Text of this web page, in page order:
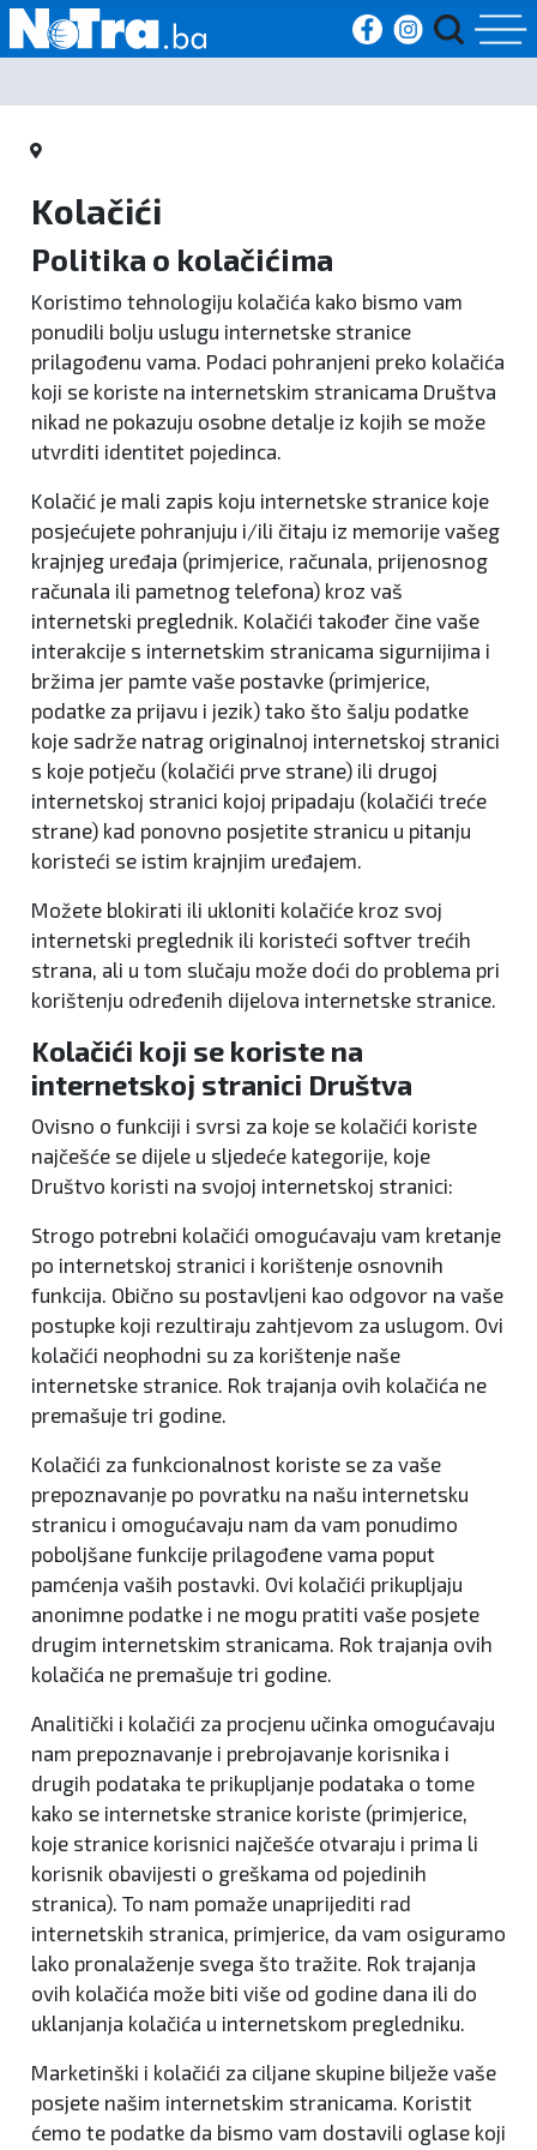
Početna
Vijesti
Sport
Kultura
Crna
kronika
Politika
Zanimljivosti
Kolačići
Politika o kolačićima
Koristimo tehnologiju kolačića kako bismo vam
ponudili bolju uslugu internetske stranice
prilagođenu vama. Podaci pohranjeni preko kolačića
koji se koriste na internetskim stranicama Društva
nikad ne pokazuju osobne detalje iz kojih se može
utvrditi identitet pojedinca.
Kolačić je mali zapis koju internetske stranice koje
posjećujete pohranjuju i/ili čitaju iz memorije vašeg
krajnjeg uređaja (primjerice, računala, prijenosnog
računala ili pametnog telefona) kroz vaš
internetski preglednik. Kolačići također čine vaše
interakcije s internetskim stranicama sigurnijima i
bržima jer pamte vaše postavke (primjerice,
podatke za prijavu i jezik) tako što šalju podatke
koje sadrže natrag originalnoj internetskoj stranici
s koje potječu (kolačići prve strane) ili drugoj
internetskoj stranici kojoj pripadaju (kolačići treće
strane) kad ponovno posjetite stranicu u pitanju
koristeći se istim krajnjim uređajem.
Možete blokirati ili ukloniti kolačiće kroz svoj
internetski preglednik ili koristeći softver trećih
strana, ali u tom slučaju može doći do problema pri
korištenju određenih dijelova internetske stranice.
Kolačići koji se koriste na
internetskoj stranici Društva
Ovisno o funkciji i svrsi za koje se kolačići koriste
najčešće se dijele u sljedeće kategorije, koje
Društvo koristi na svojoj internetskoj stranici:
Strogo potrebni kolačići omogućavaju vam kretanje
po internetskoj stranici i korištenje osnovnih
funkcija. Obično su postavljeni kao odgovor na vaše
postupke koji rezultiraju zahtjevom za uslugom. Ovi
kolačići neophodni su za korištenje naše
internetske stranice. Rok trajanja ovih kolačića ne
premašuje tri godine.
Kolačići za funkcionalnost koriste se za vaše
prepoznavanje po povratku na našu internetsku
stranicu i omogućavaju nam da vam ponudimo
poboljšane funkcije prilagođene vama poput
pamćenja vaših postavki. Ovi kolačići prikupljaju
anonimne podatke i ne mogu pratiti vaše posjete
drugim internetskim stranicama. Rok trajanja ovih
kolačića ne premašuje tri godine.
Analitički i kolačići za procjenu učinka omogućavaju
nam prepoznavanje i prebrojavanje korisnika i
drugih podataka te prikupljanje podataka o tome
kako se internetske stranice koriste (primjerice,
koje stranice korisnici najčešće otvaraju i prima li
korisnik obavijesti o greškama od pojedinih
stranica). To nam pomaže unaprijediti rad
internetskih stranica, primjerice, da vam osiguramo
lako pronalaženje svega što tražite. Rok trajanja
ovih kolačića može biti više od godine dana ili do
uklanjanja kolačića u internetskom pregledniku.
Marketinški i kolačići za ciljane skupine bilježe vaše
posjete našim internetskim stranicama. Koristit
ćemo te podatke da bismo vam dostavili oglase koji